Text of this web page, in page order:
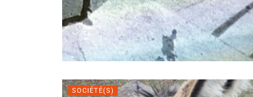
SOCIÉTÉ(S)